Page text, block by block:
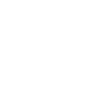
Pizza-
die